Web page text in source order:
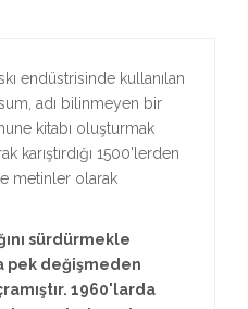
endüstrisinde kullanılan
adı bilinmeyen bir
kitabı oluşturmak
karıştırdığı 1500'lerden
metinler olarak
sürdürmekle
pek değişmeden
1960'larda